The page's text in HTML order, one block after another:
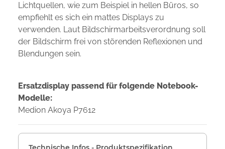
Lichtquellen, wie zum Beispiel in hellen Büros, so
empfiehlt es sich ein mattes Displays zu
verwenden. Laut Bildschirmarbeitsverordnung soll
der Bildschirm frei von störenden Reflexionen und
Blendungen sein.
Ersatzdisplay passend für folgende Notebook-
Modelle:
Medion Akoya P7612